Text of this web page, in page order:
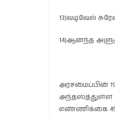
13)வடிவேல்
14)ஆனந்த
அரசமைப்பின்
அந்தஸ்த்துள்ள
எண்ணிக்கை 45